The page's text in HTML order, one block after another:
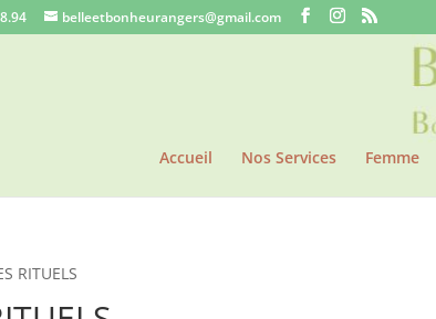
belleetbonheurangers@gmail.com
Accueil Nos Services Femme
RITUELS